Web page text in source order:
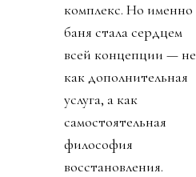
комплекс. Но именно
баня стала сердцем
всей концепции — не
как дополнительная
услуга, а как
самостоятельная
философия
восстановления.